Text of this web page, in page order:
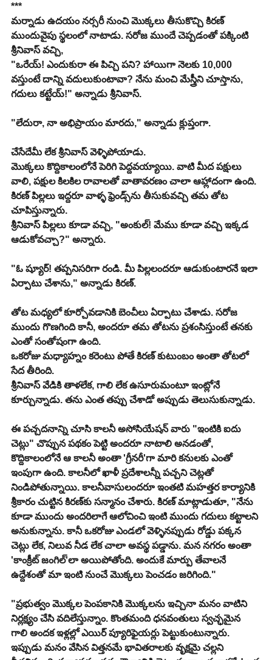
***
మర్నాడు ఉదయం నర్సరీ నుంచి మొక్కలు తీసుకొచ్చి కిరణ్
ముందువైపు స్థలంలో నాటాడు. సరోజ ముందే చెప్పడంతో పక్కింటి
శ్రీనివాస్ వచ్చి,
"ఒరేయ్! ఎందుకురా ఈ పిచ్చి పని? హాయిగా నెలకు 10,000
వస్తుంటే దాన్ని వదులుకుంటావా? నేను మంచి మేస్త్రీని చూస్తాను,
గదులు కట్టేయ్!" అన్నాడు శ్రీనివాస్.
"లేదురా, నా అభిప్రాయం మారదు," అన్నాడు క్లుప్తంగా.
చేసేదేమీ లేక శ్రీనివాస్ వెళ్ళిపోయాడు.
మొక్కలు కొద్దికాలంలోనే పెరిగి పెద్దవయ్యాయి. వాటి మీద పక్షులు
వాలి, పక్షుల కిలకిల రావాలతో వాతావరణం చాలా ఆహ్లాదంగా ఉంది.
కిరణ్ పిల్లలు ఇద్దరూ వాళ్ళ ఫ్రెండ్స్‌ను తీసుకువచ్చి తమ తోట
చూపిస్తున్నారు.
శ్రీనివాస్ పిల్లలు కూడా వచ్చి, "అంకుల్! మేము కూడా వచ్చి ఇక్కడ
ఆడుకోవచ్చా?" అన్నారు.
"ఓ ష్యూర్! తప్పనిసరిగా రండి. మీ పిల్లలందరూ ఆడుకుంటారనే ఇలా
ఏర్పాటు చేశాను," అన్నాడు కిరణ్.
తోట మధ్యలో కూర్చోవడానికి బెంచీలు ఏర్పాటు చేశాడు. సరోజ
ముందు గొణగింది కానీ, అందరూ తమ తోటను ప్రశంసిస్తుంటే తనకు
ఎంతో సంతోషంగా ఉంది.
ఒకరోజు మధ్యాహ్నం కరెంటు పోతే కిరణ్ కుటుంబం అంతా తోటలో
సేద తీరింది.
శ్రీనివాస్ వేడికి తాళలేక, గాలి లేక ఉసూరుమంటూ ఇంట్లోనే
కూర్చున్నాడు. తను ఎంత తప్పు చేశాడో అప్పుడు తెలుసుకున్నాడు.
ఈ పచ్చదనాన్ని చూసి కాలనీ అసోసియేషన్ వారు "ఇంటికి ఐదు
చెట్లు" చొప్పున పథకం పెట్టి అందరూ నాటాలి అనడంతో,
కొద్దికాలంలోనే ఆ కాలనీ అంతా 'గ్రీనరీ'గా మారి కనులకు ఎంతో
ఇంపుగా ఉంది. కాలనీలో ఖాళీ ప్రదేశాలన్నీ పచ్చని చెట్లతో
నిండిపోతున్నాయి. కాలనీవాసులందరూ ఇంతటి మహత్తర కార్యానికి
శ్రీకారం చుట్టిన కిరణ్‌కు సన్మానం చేశారు. కిరణ్ మాట్లాడుతూ, "నేను
కూడా ముందు అందరిలాగే ఆలోచించి ఇంటి ముందు గదులు కట్టాలని
అనుకున్నాను. కానీ ఒకరోజు ఎండలో వెళ్ళినప్పుడు రోడ్డు పక్కన
చెట్లు లేక, నిలువ నీడ లేక చాలా అవస్థ పడ్డాను. మన నగరం అంతా
'కాంక్రీట్ జంగిల్'లా అయిపోతోంది. అందుకే మార్పు తేవాలనే
ఉద్దేశంతో మా ఇంటి నుంచే మొక్కలు పెంచడం జరిగింది."
"ప్రభుత్వం మొక్కల పెంపకానికి మొక్కలను ఇచ్చినా మనం వాటిని
నిర్లక్ష్యం చేసి వదిలేస్తున్నాం. కొంతమంది ధనవంతులు స్వచ్ఛమైన
గాలి అందక ఇళ్లల్లో ఎయిర్ ప్యూరిఫైయర్లు పెట్టుకుంటున్నారు.
ఇప్పుడు మనం వేసిన విత్తనమే భావితరాలకు వృక్షమై చల్లని